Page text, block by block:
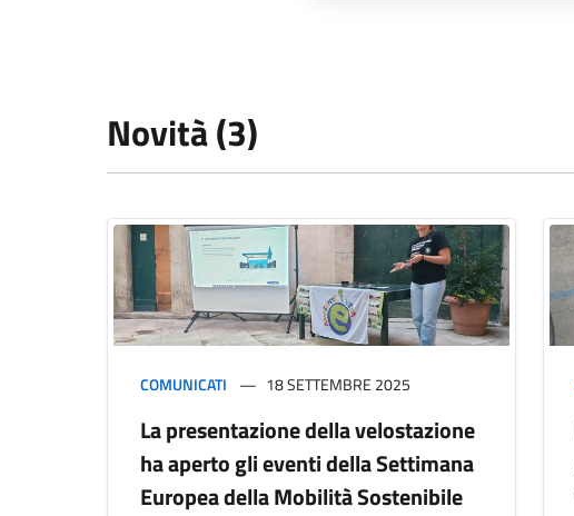
Novità (3)
COMUNICATI 18 SETTEMBRE 2025
La presentazione della velostazione
ha aperto gli eventi della Settimana
Europea della Mobilità Sostenibile